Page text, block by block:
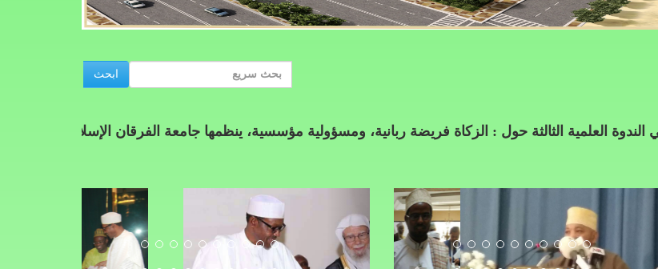
ابحث
: الزكاة فريضة ربانية، ومسؤولية مؤسسية، ينظمها جامعة الفرقان الإسلامية بالتعاون مع مؤسسة الزكاة